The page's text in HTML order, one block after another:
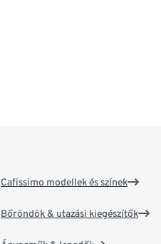
Cafissimo modellek és színek
Bőröndök & utazási kiegészítők